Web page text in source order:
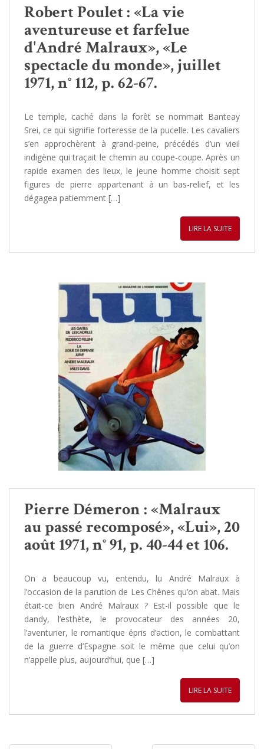
Robert Poulet : «La vie
aventureuse et farfelue
d'André Malraux», «Le
spectacle du monde», juillet
1971, n° 112, p. 62-67.
Le temple, caché dans la forêt se nommait Banteay
Srei, ce qui signifie forteresse de la pucelle. Les cavaliers
s’en approchèrent à grand-peine, précédés d’un vieil
indigène qui traçait le chemin au coupe-coupe. Après un
rapide examen des lieux, le jeune homme choisit sept
figures de pierre appartenant à un bas-relief, et les
dégagea patiemment […]
LIRE LA SUITE
Pierre Démeron : «Malraux
au passé recomposé», «Lui», 20
août 1971, n° 91, p. 40-44 et 106.
On a beaucoup vu, entendu, lu André Malraux à
l’occasion de la parution de Les Chênes qu’on abat. Mais
était-ce bien André Malraux ? Est-il possible que le
dandy, l’esthète, le provocateur des années 20,
l’aventurier, le romantique épris d’action, le combattant
de la guerre d’Espagne soit le même que celui qu’on
n’appelle plus, aujourd’hui, que […]
LIRE LA SUITE